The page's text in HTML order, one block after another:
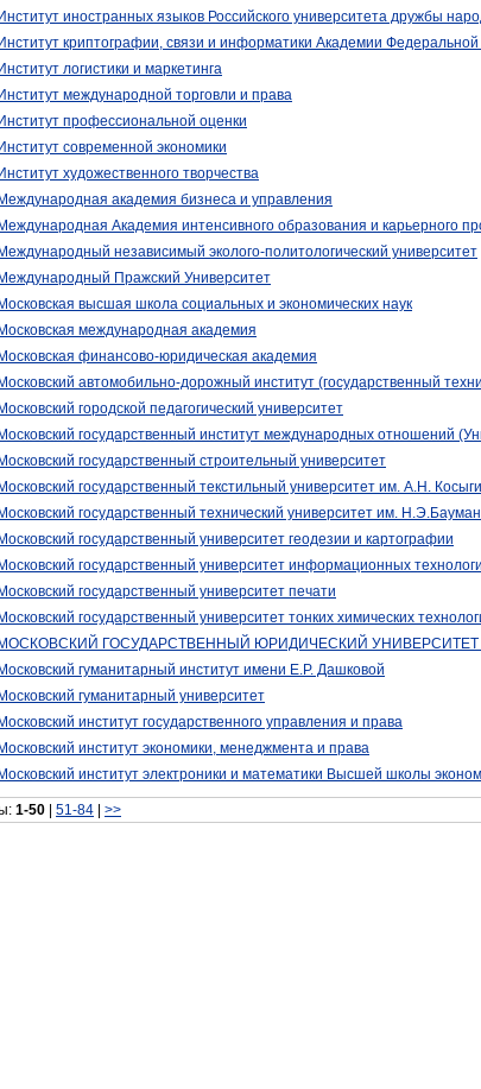
Институт иностранных языков Российского университета дружбы
Институт криптографии, связи и информатики Академии
Институт логистики и маркетинга
Институт международной торговли и права
Институт профессиональной оценки
Институт современной экономики
Институт художественного творчества
Международная академия бизнеса и управления
Международная Академия интенсивного образования и карьерного
Международный независимый эколого-политологический университет
Международный Пражский Университет
Московская высшая школа социальных и экономических наук
Московская международная академия
Московская финансово-юридическая академия
Московский автомобильно-дорожный институт (государственный
Московский городской педагогический университет
Московский государственный институт международных отношений
Московский государственный строительный университет
Московский государственный текстильный университет им. А.Н.
Московский государственный технический университет им.
Московский государственный университет геодезии и картографии
Московский государственный университет информационных
Московский государственный университет печати
Московский государственный университет тонких химических
МОСКОВСКИЙ ГОСУДАРСТВЕННЫЙ ЮРИДИЧЕСКИЙ
Московский гуманитарный институт имени Е.Р. Дашковой
Московский гуманитарный университет
Московский институт государственного управления и права
Московский институт экономики, менеджмента и права
Московский институт электроники и математики Высшей школы
1-50 51-84 >>